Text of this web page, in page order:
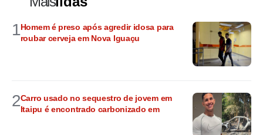
1Homem é preso após agredir idosa para
roubar cerveja em Nova Iguaçu
2Carro usado no sequestro de jovem em
Itaipu é encontrado carbonizado em